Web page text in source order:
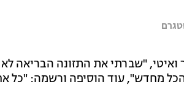
ואיטי, "שברתי את התזונה הבריאה
מחדש", עוד הוסיפה ורשמה: "כל